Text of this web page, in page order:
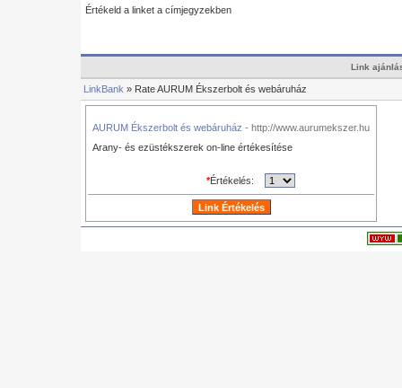
Értékeld a linket a címjegyzekben
Link
LinkBank » Rate AURUM Ékszerbolt és webáruház
AURUM Ékszerbolt és webáruház - http://www.aurumekszer.hu
Arany- és ezüstékszerek on-line értékesítése
*Értékelés: